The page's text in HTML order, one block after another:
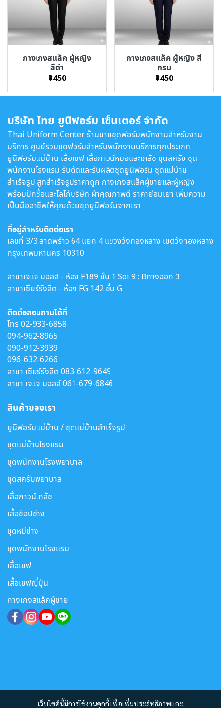
กางเกงสแล็ค ผู้หญิง
สีดำ
฿450
กางเกงสแล็ค ผู้หญิง สี
กรม
฿450
เว็บไซต์นี้มีการใช้งานคุกกี้ เพื่อเพิ่มประสิทธิภาพและ
บริษัท ไทย ยูนิฟอร์ม เซ็นเตอร์ จำกัด
Thai Uniform Center ร้านขายชุดฟอร์มพนักงานสำหรับงาน
บริการ ศูนย์รวมชุดฟอร์มสำหรับพนักงานบริการทุกประเภท
ยูนิฟอร์มแม่บ้าน เสื้อเชฟ เสื้อกาวน์หมอและเภสัช ชุดสครับ ชุด
พนักงานโรงแรม รับตัดและรับผลิตชุดยูนิฟอร์ม ชุดแม่บ้าน
สำเร็จรูป สูทสำเร็จรูปราคาถูก กางเกงสแล็คผู้ชายและผู้หญิง
พร้อมปักชื่อและโลโก้บริษัท ผ้าคุณภาพดี ราคาย่อมเยา เพิ่มความ
เป็นมืออาชีพให้คุณด้วยชุดยูนิฟอร์มจากเรา
ที่อยู่สำหรับติดต่อเรา
เลขที่ 3/3 ลาดพร้าว 64 แยก 4 แขวงวังทองหลาง เขตวังทองหลาง
กรุงเทพมหานคร 10310
สาขาเจ.เจ มอลล์ - ห้อง F189 ชั้น 1 Soi 9 : Bทางออก 3
สาขาเซียร์รังสิต - ห้อง FG 142 ชั้น G
ติดต่อสอบถามได้ที่
โทร02-933-6858
094-962-8965
090-912-3939
096-632-6266
สาขา เซียร์รังสิต 083-612-9649
สาขา เจ.เจ มอลล์061-679-6846
สินค้าของเรา
ยูนิฟอร์มแม่บ้าน / ชุดแม่บ้านสำเร็จรูป
ชุดแม่บ้านโรงแรม
ชุดพนักงานโรงพยาบาล
ชุดสครับพยาบาล
เสื้อกาวน์เภสัช
เสื้อช็อปช่าง
ชุดหมีช่าง
ชุดพนักงานโรงแรม
เสื้อเชฟ
เสื้อเชฟญี่ปุ่น
กางเกงสแล็คผู้ชาย